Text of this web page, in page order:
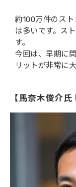
約100万件のス
は多いです。ス
す。
今回は、早期に
リットが非常に
【馬奈木俊介氏